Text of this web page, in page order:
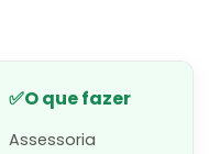
✅O que fazer
Assessoria